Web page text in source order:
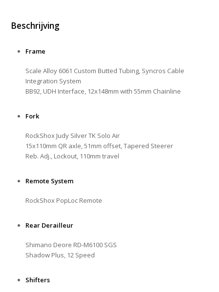
Beschrijving
Frame
Scale Alloy 6061 Custom Butted Tubing, Syncros Cable
Integration System
BB92, UDH Interface, 12x148mm with 55mm Chainline
Fork
RockShox Judy Silver TK Solo Air
15x110mm QR axle, 51mm offset, Tapered Steerer
Reb. Adj., Lockout, 110mm travel
Remote System
RockShox PopLoc Remote
Rear Derailleur
Shimano Deore RD-M6100 SGS
Shadow Plus, 12 Speed
Shifters